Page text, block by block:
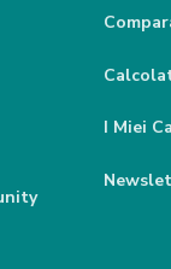
I Miei